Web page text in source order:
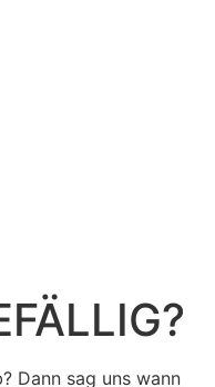
Dann sag uns wann